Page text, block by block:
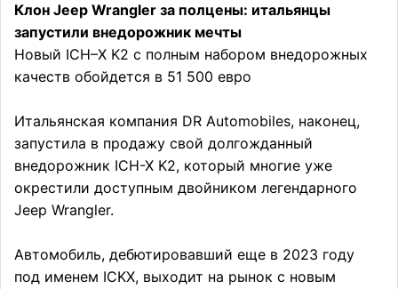
Клон Jeep Wrangler за полцены: итальянцы
запустили внедорожник мечты
Новый ICH–X K2 с полным набором внедорожных
качеств обойдется в 51 500 евро
Итальянская компания DR Automobiles, наконец,
запустила в продажу свой долгожданный
внедорожник ICH-X K2, который многие уже
окрестили доступным двойником легендарного
Jeep Wrangler.
Автомобиль, дебютировавший еще в 2023 году
под именем ICKX, выходит на рынок с новым